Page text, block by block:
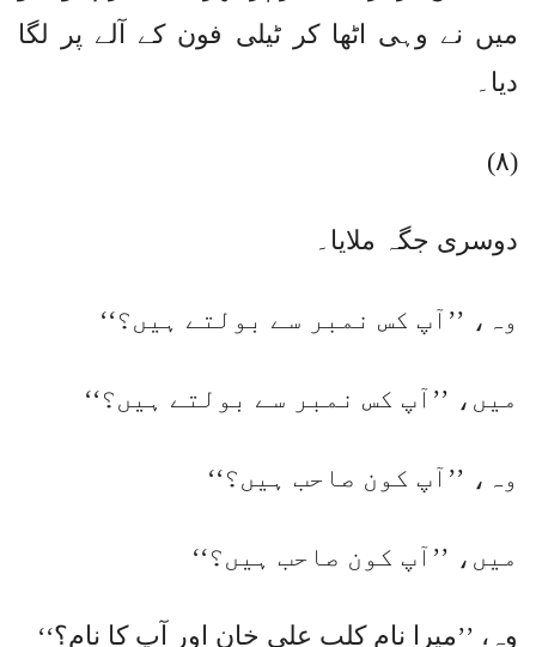
میں نے وہی اٹھا کر ٹیلی فون کے آلے پر لگا
دیا۔
(۸)
دوسری جگہ ملایا۔
وہ، ’’آپ کس نمبر سے بولتے ہیں؟‘‘
میں، ’’آپ کس نمبر سے بولتے ہیں؟‘‘
وہ، ’’آپ کون صاحب ہیں؟‘‘
میں، ’’آپ کون صاحب ہیں؟‘‘
وہ، ’’میرا نام کلب علی خان اور آپ کا نام؟‘‘